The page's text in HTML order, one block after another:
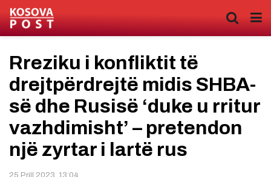
Rreziku i konfliktit të
drejtpërdrejtë midis SHBA-
së dhe Rusisë ‘duke u rritur
vazhdimisht’ – pretendon
një zyrtar i lartë rus
25 Prill 2023, 13:04